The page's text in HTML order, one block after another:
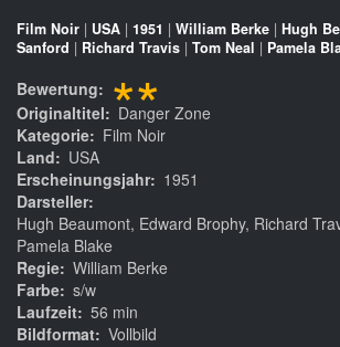
Film Noir | USA | 1951 | William Berke | Hugh
Sanford | Richard Travis | Tom Neal | Pamela
Bewertung **
Originaltitel
Danger Zone
Kategorie
Film Noir
Land
USA
Erscheinungsjahr
1951
Darsteller
Hugh Beaumont, Edward Brophy, Richard
Pamela Blake
Regie William Berke
Farbe s/w
Laufzeit 56 min
Bildformat Vollbild